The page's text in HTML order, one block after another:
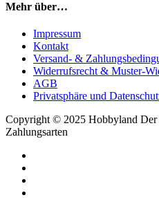
Mehr über…
Impressum
Kontakt
Versand- &
Widerrufsrecht & Muster-
AGB
Privatsphäre und
Copyright © 2025 Hobbyland Der
Zahlungsarten